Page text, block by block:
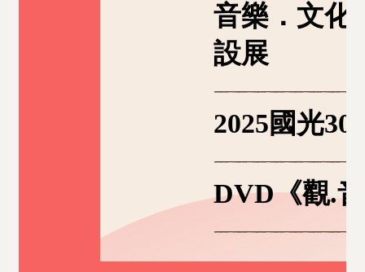
音樂．文化
設展
2025國光
DVD《觀.